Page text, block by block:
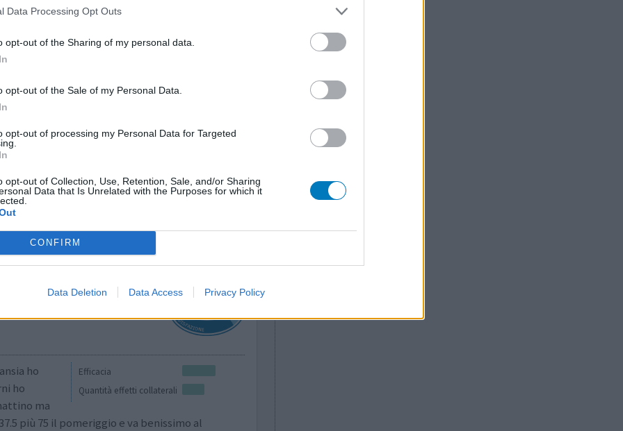
Data Processing Opt Outs
opt-out of the Sharing of my personal data.
opt-out of the Sale of my Personal Data.
opt-out of processing my Personal Data for Targeted
opt-out of Collection, Use, Retention, Sale, and/or Sharing
Data that Is Unrelated with the Purposes for which it
CONFIRM
Data Deletion Data Access Privacy Policy
lo
150
75 più
per riposare
0 reazioni
Efficacia
Quantità effetti collaterali
ho
ho
ma
più 75 il pomeriggio e va benissimo al